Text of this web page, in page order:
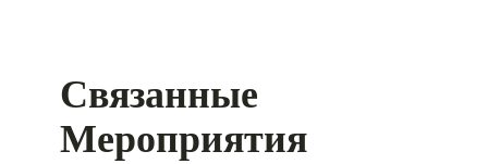
Связанные
Мероприятия